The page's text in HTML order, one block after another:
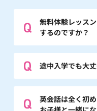
無料体験レッス
するのですか？
途中入学でも大
英会話は全く初